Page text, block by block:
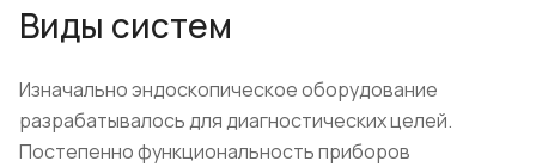
Виды систем
Изначально эндоскопическое оборудование
разрабатывалось для диагностических целей.
Постепенно функциональность приборов